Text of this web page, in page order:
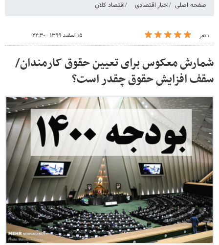
صفحه اصلی اخبار اقتصادی اقتصاد کلان
۱ نفر ۱۵ اسفند ۱۳۹۹ - ۲۲:۳۰
شمارش معکوس برای تعیین حقوق کارمندان/
سقف افزایش حقوق‌ چقدر است؟